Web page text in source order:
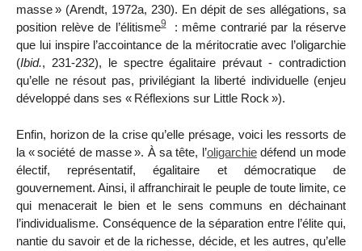
masse» (Arendt, 1972a, 230). En dépit de ses allégations, sa
position relève de l’élitisme9
: même contrarié par la réserve
que lui inspire l’accointance de la méritocratie avec l’oligarchie
(Ibid., 231-232), le spectre égalitaire prévaut - contradiction
qu’elle ne résout pas, privilégiant la liberté individuelle (enjeu
développé dans ses « Réflexions sur Little Rock »).
Enfin, horizon de la crise qu’elle présage, voici les ressorts de
la «société de masse». À sa tête, l’oligarchiedéfend un mode
électif, représentatif, égalitaire et démocratique de
gouvernement. Ainsi, il affranchirait le peuple de toute limite, ce
qui menacerait le bien et le sens communs en déchainant
l’individualisme. Conséquence de la séparation entre l’élite qui,
nantie du savoir et de la richesse, décide, et les autres, qu’elle